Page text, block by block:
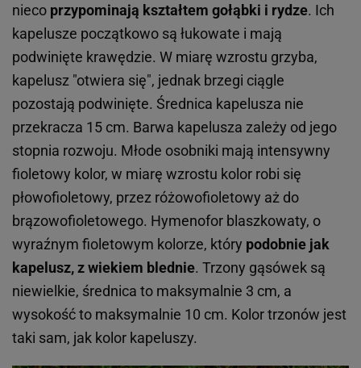
nieco przypominają kształtem gołąbki i rydze. Ich
kapelusze początkowo są łukowate i mają
podwinięte krawędzie. W miarę wzrostu grzyba,
kapelusz "otwiera się", jednak brzegi ciągle
pozostają podwinięte. Średnica kapelusza nie
przekracza 15 cm. Barwa kapelusza zależy od jego
stopnia rozwoju. Młode osobniki mają intensywny
fioletowy kolor, w miarę wzrostu kolor robi się
płowofioletowy, przez różowofioletowy aż do
brązowofioletowego. Hymenofor blaszkowaty, o
wyraźnym fioletowym kolorze, który podobnie jak
kapelusz, z wiekiem blednie. Trzony gąsówek są
niewielkie, średnica to maksymalnie 3 cm, a
wysokość to maksymalnie 10 cm. Kolor trzonów jest
taki sam, jak kolor kapeluszy.